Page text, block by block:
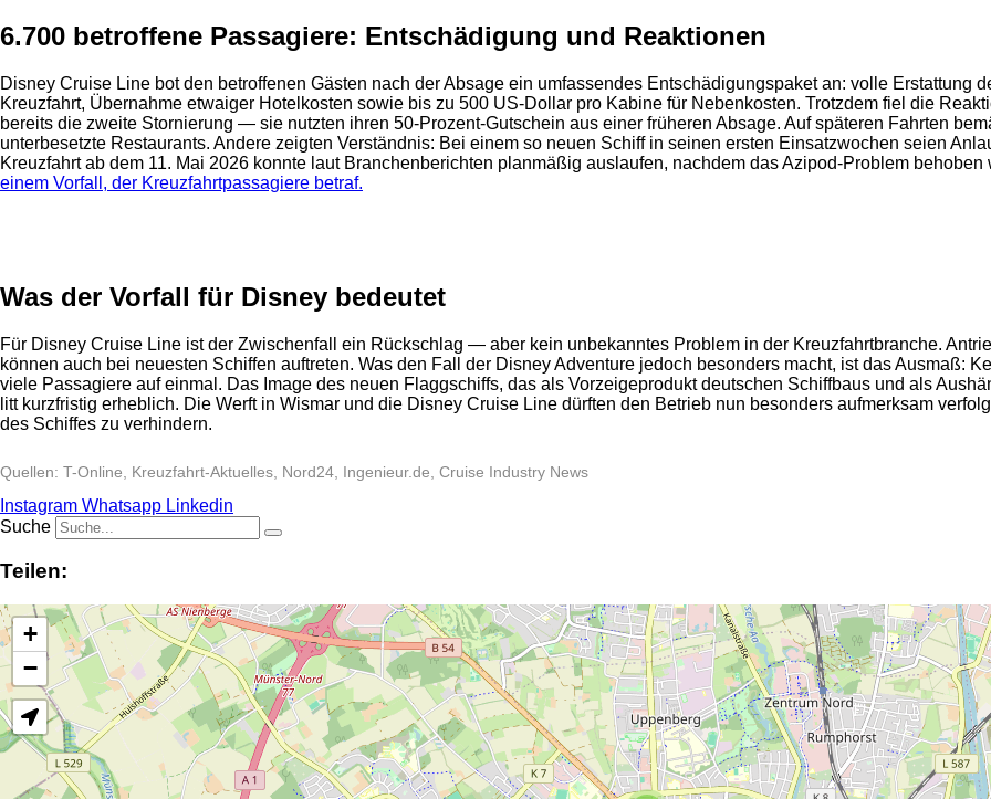
6.700 betroffene Passagiere: Entschädigung und Reaktionen
Disney Cruise Line bot den betroffenen Gästen nach der Absage ein umfassendes Entschädigungspaket an: volle Erstattung
Kreuzfahrt, Übernahme etwaiger Hotelkosten sowie bis zu 500 US-Dollar pro Kabine für Nebenkosten. Trotzdem fiel die
bereits die zweite Stornierung — sie nutzten ihren 50-Prozent-Gutschein aus einer früheren Absage. Auf späteren Fahrten
unterbesetzte Restaurants. Andere zeigten Verständnis: Bei einem so neuen Schiff in seinen ersten Einsatzwochen seien
Kreuzfahrt ab dem 11. Mai 2026 konnte laut Branchenberichten planmäßig auslaufen, nachdem das Azipod-Problem behoben
einem Vorfall, der Kreuzfahrtpassagiere betraf.
Was der Vorfall für Disney bedeutet
Für Disney Cruise Line ist der Zwischenfall ein Rückschlag — aber kein unbekanntes Problem in der Kreuzfahrtbranche.
können auch bei neuesten Schiffen auftreten. Was den Fall der Disney Adventure jedoch besonders macht, ist das Ausmaß:
viele Passagiere auf einmal. Das Image des neuen Flaggschiffs, das als Vorzeigeprodukt deutschen Schiffbaus und als
litt kurzfristig erheblich. Die Werft in Wismar und die Disney Cruise Line dürften den Betrieb nun besonders aufmerksam
des Schiffes zu verhindern.
Quellen: T-Online, Kreuzfahrt-Aktuelles, Nord24, Ingenieur.de, Cruise Industry News
Instagram Whatsapp Linkedin
Suche
Teilen:
2
+
−